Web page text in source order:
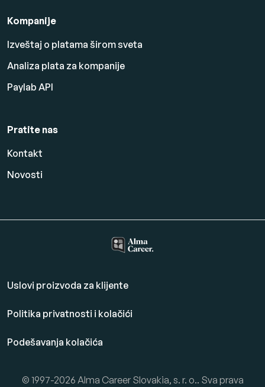
Kompanije
Izveštaj o platama širom sveta
Analiza plata za kompanije
Paylab API
Pratite nas
Kontakt
Novosti
Uslovi proizvoda za klijente
Politika privatnosti i kolačići
Podešavanja kolačića
© 1997-2026 Alma Career Slovakia, s. r. o.. Sva prava